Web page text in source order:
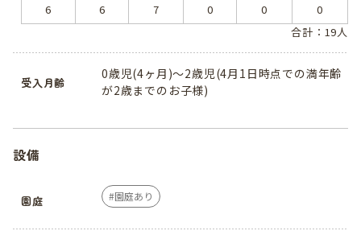
6
6 7 0 0
0
合計：19人
受入月齢
0歳児(4ヶ月)～2歳児(4月1日時点での満年齢
が2歳までのお子様)
設備
園庭 園庭あり